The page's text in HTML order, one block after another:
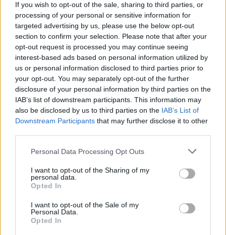
If you wish to opt-out of the sale, sharing to third parties, or
processing of your personal or sensitive information for
targeted advertising by us, please use the below opt-out
section to confirm your selection. Please note that after your
opt-out request is processed you may continue seeing
interest-based ads based on personal information utilized by
us or personal information disclosed to third parties prior to
your opt-out. You may separately opt-out of the further
disclosure of your personal information by third parties on the
IAB’s list of downstream participants. This information may
also be disclosed by us to third parties on the IAB’s List of
Downstream Participants that may further disclose it to other
Personal Data Processing Opt Outs
I want to opt-out of the Sharing of my
personal data.
Opted In
I want to opt-out of the Sale of my
Personal Data.
Opted In
Gema Soler Montroy, nacida el 16 de mayo de 2002,
es una jugadora diestra de 1,78 metros de altura
que habitualmente ocupa la posición de lateral
izquierda en ataque. Destaca por su aportación a la
línea defensiva del equipo, actuando en el centro
de la defensa y siendo una jugadora muy aguerrida.
La nueva jugadora del CICAR Lanzarote Ciudad de
ayudar al equipo a conseguir sus objetivos y luchar
por devolver al club a la máxima categoría".
Además, explica que se decantó por el San José
Obrero "por su proyecto deportivo ilusionante y por
ser una gran oportunidad para seguir creciendo
como jugadora".